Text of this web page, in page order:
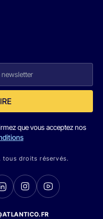
que vous acceptez nos
tous droits réservés.